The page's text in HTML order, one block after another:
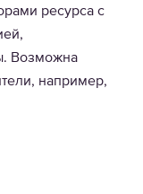
ресурса с
Возможна
например,